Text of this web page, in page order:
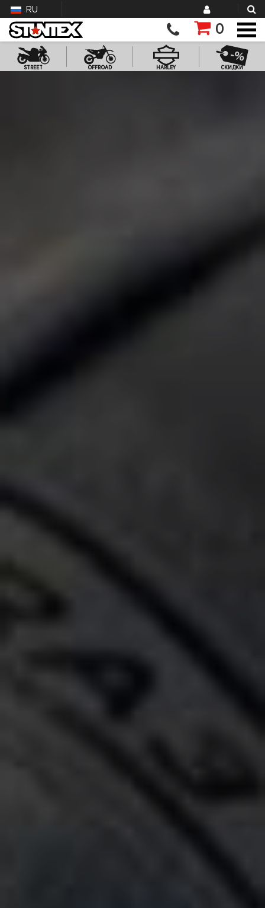
RU
0
STREET OFFROAD HARLEY СКИДКИ